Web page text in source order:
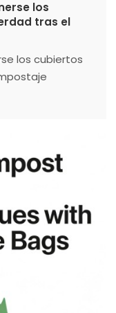
los
tras el
los cubiertos
pero en
de
utensilios
descubra cómo
de Torise
gara